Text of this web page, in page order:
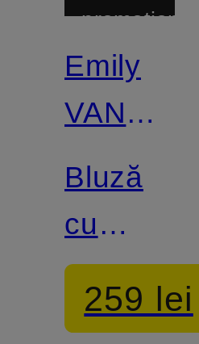
promoțională
Emily
VAN
DEN
Bluză
cu
volane
259 lei